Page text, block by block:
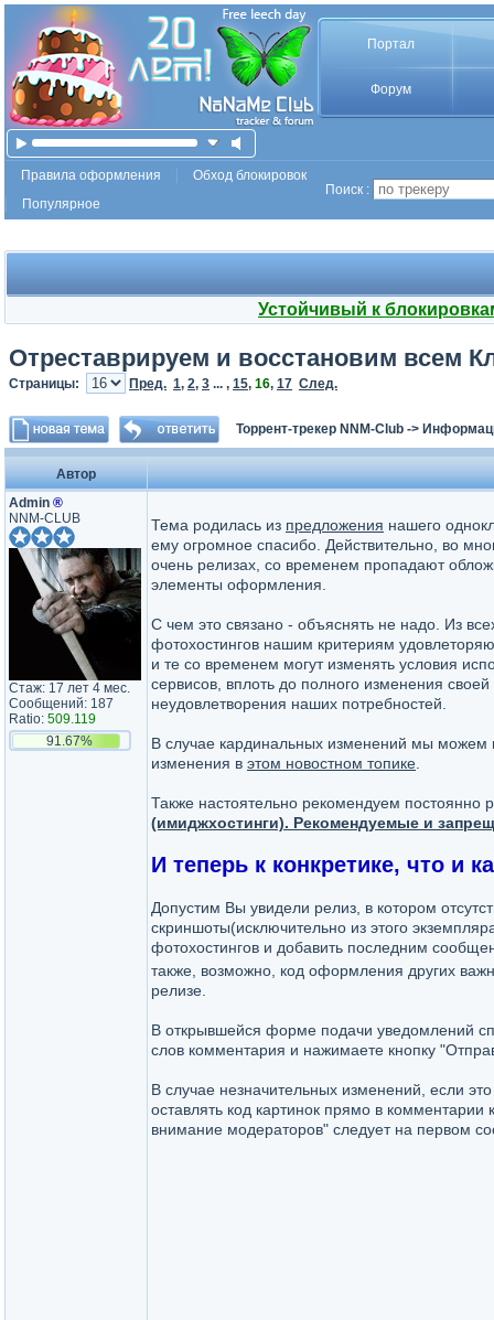
Портал
Форум
Правила оформления
Обход блокировок
Популярное
Поиск :
Устойчивый к
Отреставрируем и восстановим всем
Страницы: Пред. 1, 2, 3 ... , 15, 16, 17 След.
Торрент-трекер NNM-Club ->
Автор
Admin ®
NNM-CLUB
Стаж: 17 лет 4 мес.
Сообщений: 187
Ratio: 509.119
91.67%
Тема родилась из предложения нашего
ему огромное спасибо. Действительно, во
очень релизах, со временем пропадают
элементы оформления.
С чем это связано - объяснять не надо. Из
фотохостингов нашим критериям
и те со временем могут изменять условия
сервисов, вплоть до полного изменения своей
неудовлетворения наших потребностей.
В случае кардинальных изменений мы можем
изменения в этом новостном топике
Также настоятельно рекомендуем постоянно
(имиджхостинги). Рекомендуемые и
И теперь к конкретике, что и
Допустим Вы увидели релиз, в котором
скриншоты(исключительно из этого
фотохостингов и добавить последним
также, возможно, код оформления других
релизе.
В открывшейся форме подачи уведомлений
слов комментария и нажимаете кнопку
В случае незначительных изменений, если
оставлять код картинок прямо в
внимание модераторов" следует на первом